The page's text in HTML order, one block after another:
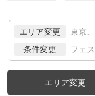
エリア変更 東京
条件変更 フェ
エリア変更